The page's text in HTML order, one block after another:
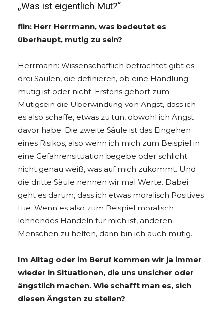
„Was ist eigentlich Mut?“
flin: Herr Herrmann, was bedeutet es
überhaupt, mutig zu sein?
Herrmann: Wissenschaftlich betrachtet gibt es
drei Säulen, die definieren, ob eine Handlung
mutig ist oder nicht. Erstens gehört zum
Mutigsein die Überwindung von Angst, dass ich
es also schaffe, etwas zu tun, obwohl ich Angst
davor habe. Die zweite Säule ist das Eingehen
eines Risikos, also wenn ich mich zum Beispiel in
eine Gefahrensituation begebe oder schlicht
nicht genau weiß, was auf mich zukommt. Und
die dritte Säule nennen wir mal Werte. Dabei
geht es darum, dass ich etwas moralisch Positives
tue. Wenn es also zum Beispiel moralisch
lohnendes Handeln für mich ist, anderen
Menschen zu helfen, dann bin ich auch mutig.
Im Alltag oder im Beruf kommen wir ja immer
wieder in Situationen, die uns unsicher oder
ängstlich machen. Wie schafft man es, sich
diesen Ängsten zu stellen?